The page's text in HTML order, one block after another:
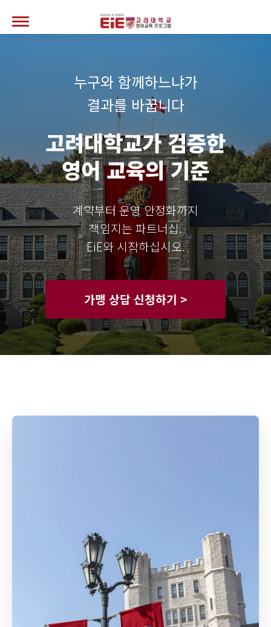
누구와 함께하느냐가
결과를 바꿉니다
고려대학교가 검증한
영어 교육의 기준
계약부터 운영 안정화까지
책임지는 파트너십.
EiE와 시작하십시오.
가맹 상담 신청하기 >